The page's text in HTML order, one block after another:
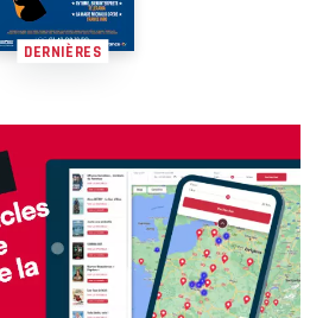
DERNIÈRES